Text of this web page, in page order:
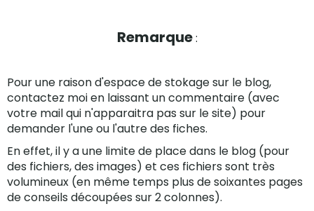
Remarque:
Pour une raison d'espace de stokage sur le blog,
contactez moi en laissant un commentaire (avec
votre mail qui n'apparaitra pas sur le site) pour
demander l'une ou l'autre des fiches.
En effet, il y a une limite de place dans le blog (pour
des fichiers, des images) et ces fichiers sont très
volumineux (en même temps plus de soixantes pages
de conseils découpées sur 2 colonnes).